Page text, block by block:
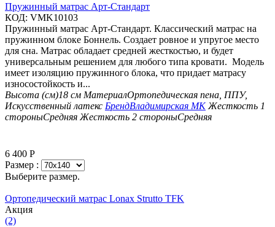
Пружинный матрас Арт-Стандарт
КОД: VMK10103
Пружинный матрас Арт-Стандарт. Классический матрас на
пружинном блоке Боннель. Создает ровное и упругое место
для сна. Матрас обладает средней жесткостью, и будет
универсальным решением для любого типа кровати. Модель
имеет изоляцию пружинного блока, что придает матрасу
износостойкость и...
Высота (см)18 см МатериалОртопедическая пена, ППУ,
Искусственный латекс БрендВладимирская МК Жесткость 1
стороныСредняя Жесткость 2 стороныСредняя
6 400 Р
Размер :
Выберите размер.
Ортопедический матрас Lonax Strutto TFK
Aкция
(2)